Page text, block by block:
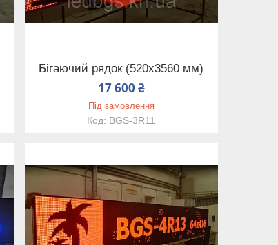
Бігаючий рядок (520х3560 мм)
17 600 ₴
Під замовлення
BGS-3R11